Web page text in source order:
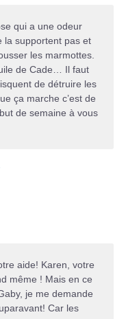
qui a une odeur
la supportent pas et
les marmottes.
de Cade… Il faut
de détruire les
ça marche c’est de
de semaine à vous
aide! Karen, votre
même ! Mais en ce
je me demande
Car les